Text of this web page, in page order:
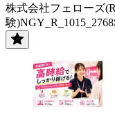
株式会社フェローズ
験